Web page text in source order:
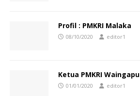
Profil : PMKRI Malaka
08/10/2020 editor1
Ketua PMKRI Waingapu
01/01/2020 editor1